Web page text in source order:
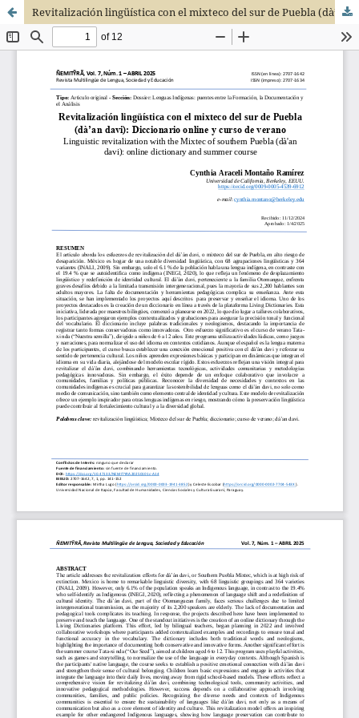
Revitalización lingüística con el mixteco del sur de Puebla (dà’an davi): Diccionario online y curso de verano